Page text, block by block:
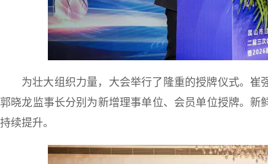
为壮大组织力量，大会举行了隆重的授牌仪式。
郭晓龙监事长分别为新增理事单位、会员单位授牌。
持续提升。